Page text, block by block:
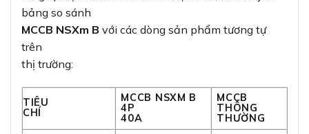
bảng so sánh
MCCB NSXm B với các dòng sản phẩm tương tự
trên
thị trường:
TIÊU
CHÍ
MCCB NSXM B
4P
40A
MCCB
THÔNG
THƯỜNG